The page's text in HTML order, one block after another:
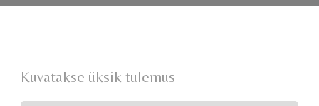
Kuvatakse üksik tulemus